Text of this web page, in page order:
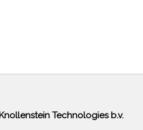
Technologies b.v.